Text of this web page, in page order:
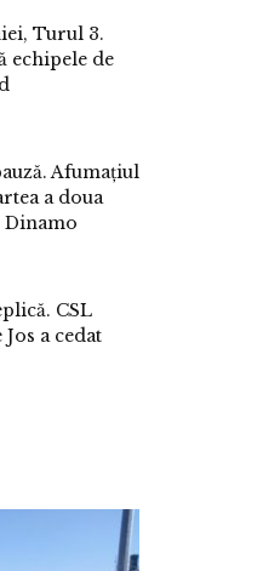
Turul 3.
echipele de
Afumațiul
a doua
Dinamo
CSL
a cedat